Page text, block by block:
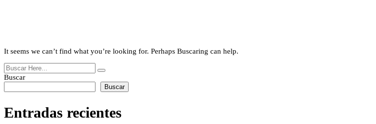
It seems we can’t find what you’re looking for. Perhaps Buscaring can help.
Buscar
Buscar
Entradas recientes